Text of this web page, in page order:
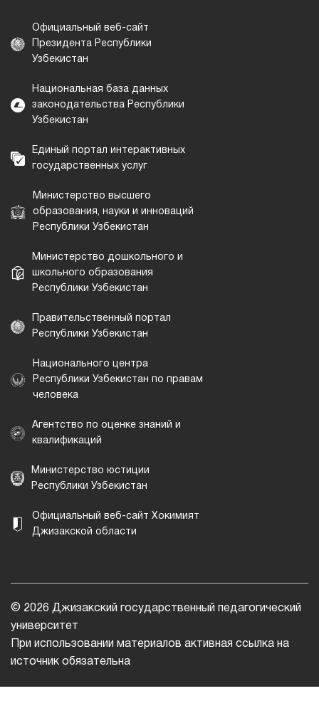
Официальный веб-сайт
Президента Республики
Узбекистан
Национальная база данных
законодательства Республики
Узбекистан
Единый портал интерактивных
государственных услуг
Министерство высшего
образования, науки и инноваций
Республики Узбекистан
Министерство дошкольного и
школьного образования
Республики Узбекистан
Правительственный портал
Республики Узбекистан
Национального центра
Республики Узбекистан по правам
человека
Агентство по оценке знаний и
квалификаций
Министерство юстиции
Республики Узбекистан
Официальный веб-сайт Хокимият
Джизакской области
© 2026 Джизакский государственный педагогический
университет
При использовании материалов активная ссылка на
источник обязательна